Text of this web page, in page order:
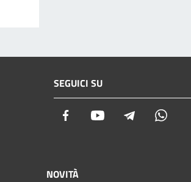
SEGUICI SU
Facebook Youtube Telegram
NOVITÀ